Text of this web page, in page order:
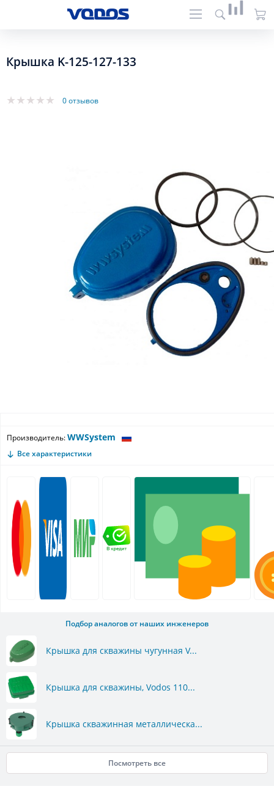
Крышка K-125-127-133
0 отзывов
Производитель:WWSystem
Все характеристики
Подбор аналогов от наших инженеров
Крышка для скважины чугунная V...
Крышка для скважины, Vodos 110...
Крышка скважинная металлическа...
Посмотреть все